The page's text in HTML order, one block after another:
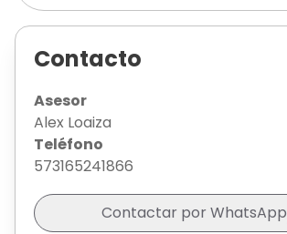
Contacto
Asesor
Alex Loaiza
Teléfono
573165241866
Contactar por WhatsApp